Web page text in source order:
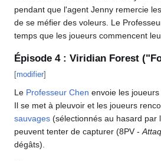
pendant que l'agent Jenny remercie
de se méfier des voleurs. Le
temps que les joueurs commencent
Épisode 4 : Viridian Forest
[modifier]
Le Professeur Chen envoie les
Il se met à pleuvoir et les joueurs
sauvages (sélectionnés au hasard par
peuvent tenter de capturer (8PV -
dégâts).